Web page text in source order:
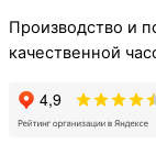
Производство и
качественной